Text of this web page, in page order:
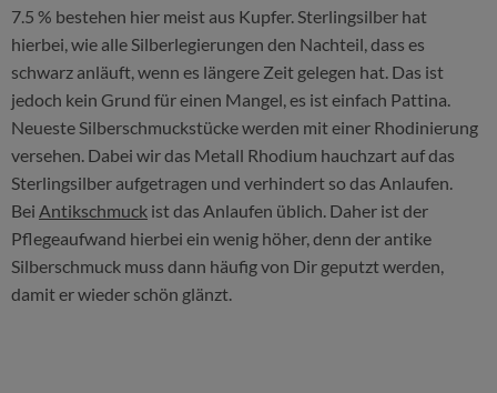
7.5 % bestehen hier meist aus Kupfer. Sterlingsilber hat
hierbei, wie alle Silberlegierungen den Nachteil, dass es
schwarz anläuft, wenn es längere Zeit gelegen hat. Das ist
jedoch kein Grund für einen Mangel, es ist einfach Pattina.
Neueste Silberschmuckstücke werden mit einer Rhodinierung
versehen. Dabei wir das Metall Rhodium hauchzart auf das
Sterlingsilber aufgetragen und verhindert so das Anlaufen.
Bei Antikschmuck ist das Anlaufen üblich. Daher ist der
Pflegeaufwand hierbei ein wenig höher, denn der antike
Silberschmuck muss dann häufig von Dir geputzt werden,
damit er wieder schön glänzt.